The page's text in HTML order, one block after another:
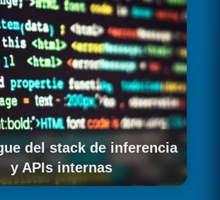
del stack de inferencia
y APIs internas
el servidor de inferencia (vLLM,